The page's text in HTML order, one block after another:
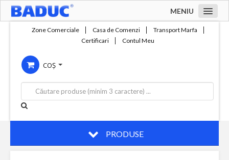
MENIU
Compania
Servicii
Productie
Contact
Zone Comerciale Casa de Comenzi
Transport Marfa
Certificari
Contul Meu
COȘ
PRODUSE